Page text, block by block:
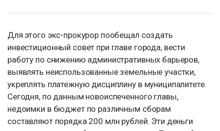
Для этого экс-прокурор пообещал создать
инвестиционный совет при главе города, вести
работу по снижению административных барьеров,
выявлять неиспользованные земельные участки,
укреплять платежную дисциплину в муниципалитете.
Сегодня, по данным новоиспеченного главы,
недоимки в бюджет по различным сборам
составляют порядка 200 млн рублей. Эти деньги